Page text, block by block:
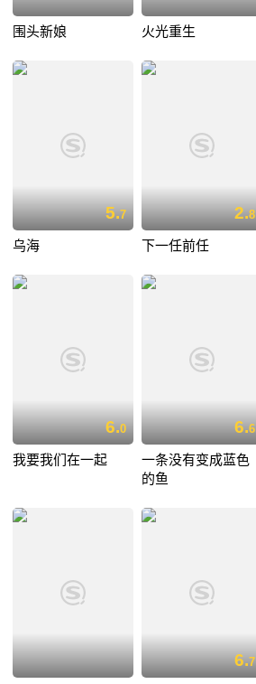
围头新娘 火光重生
5.7
乌海
2.8
下一任前任
6.0
我要我们在一起
6.6
一条没有变成蓝色
的鱼
6.7